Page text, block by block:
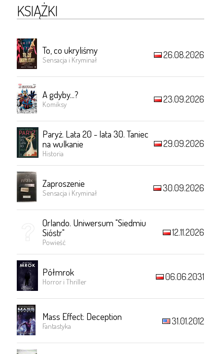
KSIĄŻKI
To, co ukryliśmy
Sensacja i Kryminał 26.08.2026
A gdyby...?
Komiksy 23.09.2026
Paryż. Lata 20 - lata 30. Taniec
na wulkanie
Historia
29.09.2026
Zaproszenie
Sensacja i Kryminał 30.09.2026
Orlando. Uniwersum "Siedmiu
Sióstr"
Powieść
12.11.2026
Półmrok
Horror i Thriller 06.06.2031
Mass Effect: Deception
Fantastyka 31.01.2012